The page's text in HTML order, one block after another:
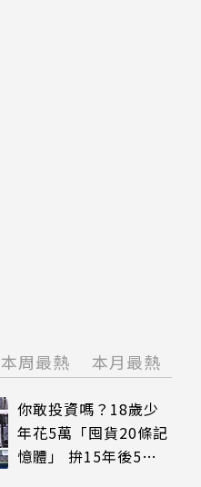
本周最熱 本月最熱
你敢投資嗎？18歲少
年花5萬「囤貨20條記
憶體」 拚15年後5倍